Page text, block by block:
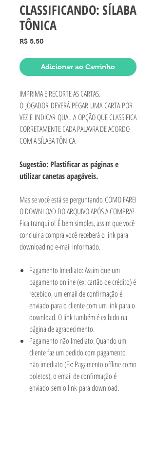
CLASSIFICANDO: SÍLABA
TÔNICA
R$ 5,50
Adicionar ao Carrinho
IMPRIMA E RECORTE AS CARTAS.
O JOGADOR DEVERÁ PEGAR UMA CARTA POR
VEZ E INDICAR QUAL A OPÇÃO QUE CLASSIFICA
CORRETAMENTE CADA PALAVRA DE ACORDO
COM A SÍLABA TÔNICA.
Sugestão: Plastificar as páginas e
utilizar canetas apagáveis.
Mas se você está se perguntando COMO FAREI
O DOWNLOAD DO ARQUIVO APÓS A COMPRA?
Fica tranquilo! É bem simples, assim que você
concluir a compra você receberá o link para
download no e-mail informado.
Pagamento Imediato: Assim que um
pagamento online (ex: cartão de crédito) é
recebido, um email de confirmação é
enviado para o cliente com um link para o
download. O link também é exibido na
página de agradecimento.
Pagamento não Imediato: Quando um
cliente faz um pedido com pagamento
não imediato (Ex: Pagamento offline como
boletos), o email de confirmação é
enviado sem o link para download.